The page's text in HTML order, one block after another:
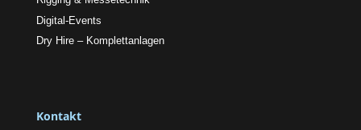
Digital-Events
Dry Hire – Komplettanlagen
Kontakt